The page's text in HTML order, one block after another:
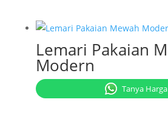
Lemari Pakaian
Modern
Tanya Harga